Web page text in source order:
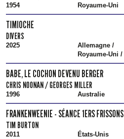
1954 Royaume-Uni
TIMIOCHE
DIVERS
2025
Allemagne /
Royaume-Uni /
BABE, LE COCHON DEVENU BERGER
CHRIS NOONAN / GEORGES MILLER
1996 Australie
FRANKENWEENIE - SÉANCE 1ERS FRISSONS
TIM BURTON
2011 États-Unis